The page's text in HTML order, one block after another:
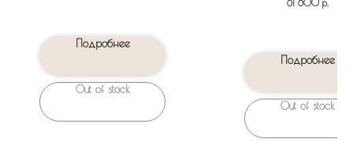
Подробнее
Out of stock
61 600
Подробнее
Out of stock